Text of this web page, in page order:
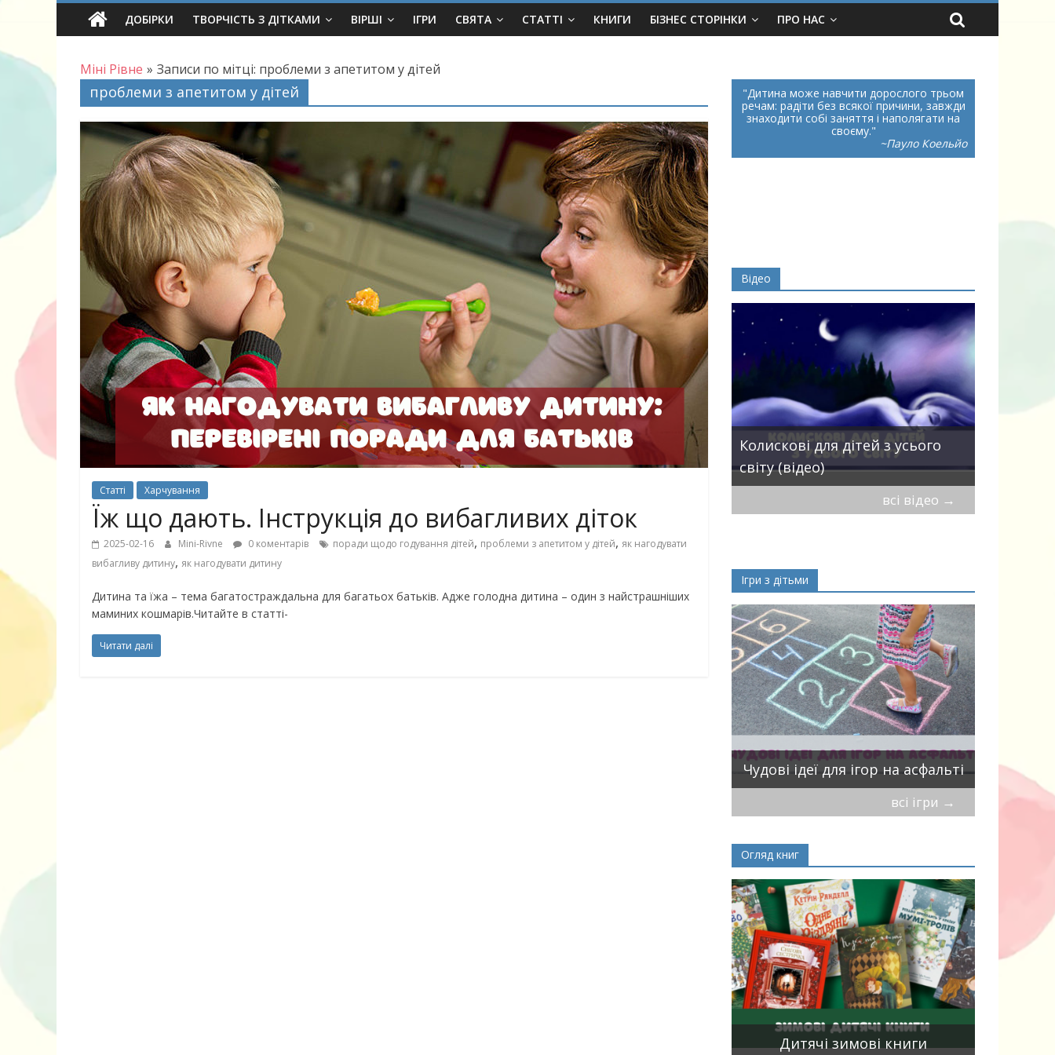
Skip
ДОБІРКИ ТВОРЧІСТЬ З ДІТКАМИ ВІРШІ ІГРИ СВЯТА СТАТТІ КНИГИ БІЗНЕС СТОРІНКИ ПРО НАС
Міні Рівне » Записи по мітці: проблеми з апетитом у дітей
проблеми з апетитом у дітей
Статті Харчування
Їж що дають. Інструкція до вибагливих діток
2025-02-16 Mini-Rivne 0 коментарів поради щодо годування дітей, проблеми з апетитом у дітей, як нагодувати
вибагливу дитину, як нагодувати дитину
Дитина та їжа – тема багатостраждальна для багатьох батьків. Адже голодна дитина – один з найстрашніших
маминих кошмарів.Читайте в статті-
Читати далі
Дитина може навчити дорослого трьом
речам: радіти без всякої причини, завжди
знаходити собі заняття і наполягати на
своєму.
~Пауло Коельйо
Відео
30 найкрасивіших пісень про
маму
Чарівні українські колискові
пісні для дітей (слова та
музика)
Колискові для дітей з усього
світу (відео)
всі відео →
Ігри з дітьми
Чудові ідеї для ігор на асфальті
мирись,
всі ігри →
Огляд книг
Дитячі зимові книги